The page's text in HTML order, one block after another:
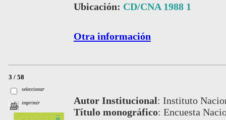
Ubicación: CD/CNA 1988 1
Otra información
3 / 58
seleccionar
imprimir Autor Institucional: Instituto
Título monográfico: Encuesta